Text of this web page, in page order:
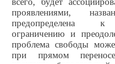
проявлениями,
предопределена к
ограничению и
проблема свободы
при прямом